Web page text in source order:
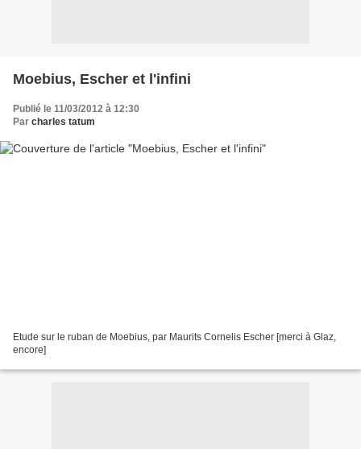
Moebius, Escher et l'infini
Publié le 11/03/2012 à 12:30
Par charles tatum
Etude sur le ruban de Moebius, par Maurits Cornelis Escher [merci à Glaz,
encore]